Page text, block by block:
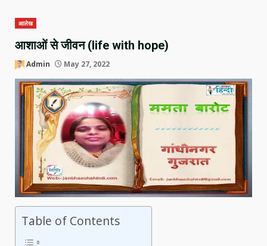
आलेख
आशाओं से जीवन (life with hope)
Admin May 27, 2022
Table of Contents